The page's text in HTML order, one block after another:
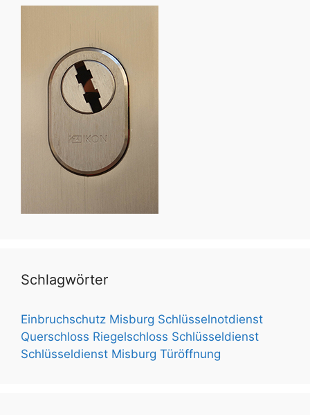
Schlagwörter
Einbruchschutz Misburg Schlüsselnotdienst
Querschloss Riegelschloss Schlüsseldienst
Schlüsseldienst Misburg Türöffnung